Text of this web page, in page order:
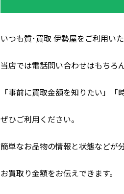
いつも質･買取 伊勢屋をご利用い
当店では電話問い合わせはもちろ
「事前に買取金額を知りたい」「
ぜひご利用ください。
簡単なお品物の情報と状態などが
お買取り金額をお伝えできます。